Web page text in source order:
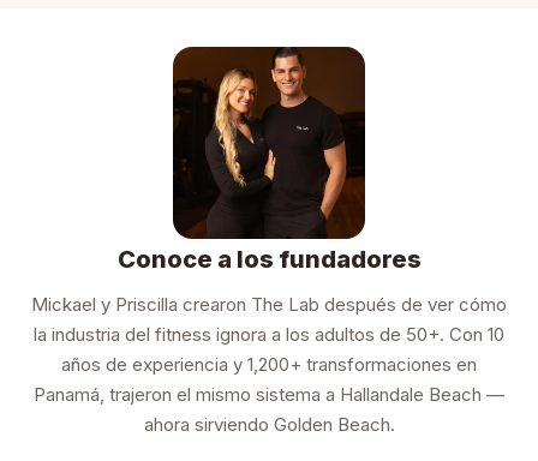
Conoce a los fundadores
Mickael y Priscilla crearon The Lab después de ver cómo
la industria del fitness ignora a los adultos de 50+. Con 10
años de experiencia y 1,200+ transformaciones en
Panamá, trajeron el mismo sistema a Hallandale Beach —
ahora sirviendo Golden Beach.